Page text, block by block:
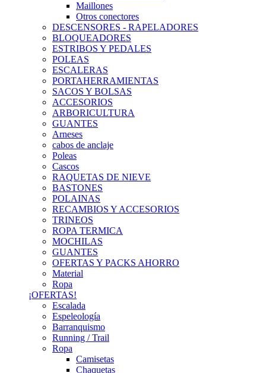
Maillones
Otros conectores
DESCENSORES - RAPELADORES
BLOQUEADORES
ESTRIBOS Y PEDALES
POLEAS
ESCALERAS
PORTAHERRAMIENTAS
SACOS Y BOLSAS
ACCESORIOS
ARBORICULTURA
GUANTES
Arneses
cabos de anclaje
Poleas
Cascos
RAQUETAS DE NIEVE
BASTONES
POLAINAS
RECAMBIOS Y ACCESORIOS
TRINEOS
ROPA TERMICA
MOCHILAS
GUANTES
OFERTAS Y PACKS AHORRO
Material
Ropa
¡OFERTAS!
Escalada
Espeleología
Barranquismo
Running / Trail
Ropa
Camisetas
Chaquetas